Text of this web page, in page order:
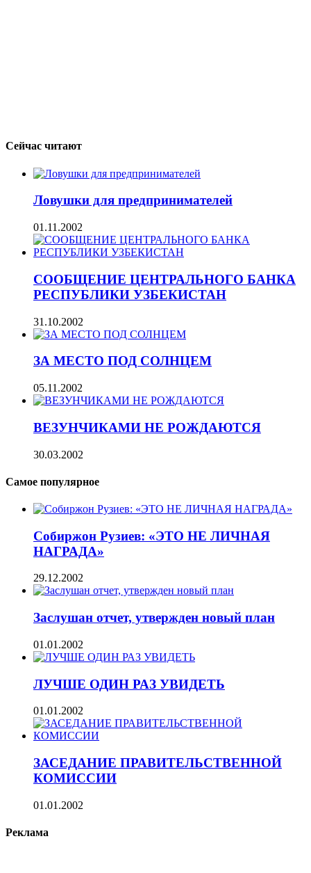
Сейчас читают
Ловушки для предпринимателей
01.11.2002
СООБЩЕНИЕ ЦЕНТРАЛЬНОГО БАНКА
РЕСПУБЛИКИ УЗБЕКИСТАН
31.10.2002
ЗА МЕСТО ПОД СОЛНЦЕМ
05.11.2002
ВЕЗУНЧИКАМИ НЕ РОЖДАЮТСЯ
30.03.2002
Самое популярное
Собиржон Рузиев: «ЭТО НЕ ЛИЧНАЯ
НАГРАДА»
29.12.2002
Заслушан отчет, утвержден новый план
01.01.2002
ЛУЧШЕ ОДИН РАЗ УВИДЕТЬ
01.01.2002
ЗАСЕДАНИЕ ПРАВИТЕЛЬСТВЕННОЙ
КОМИССИИ
01.01.2002
Реклама